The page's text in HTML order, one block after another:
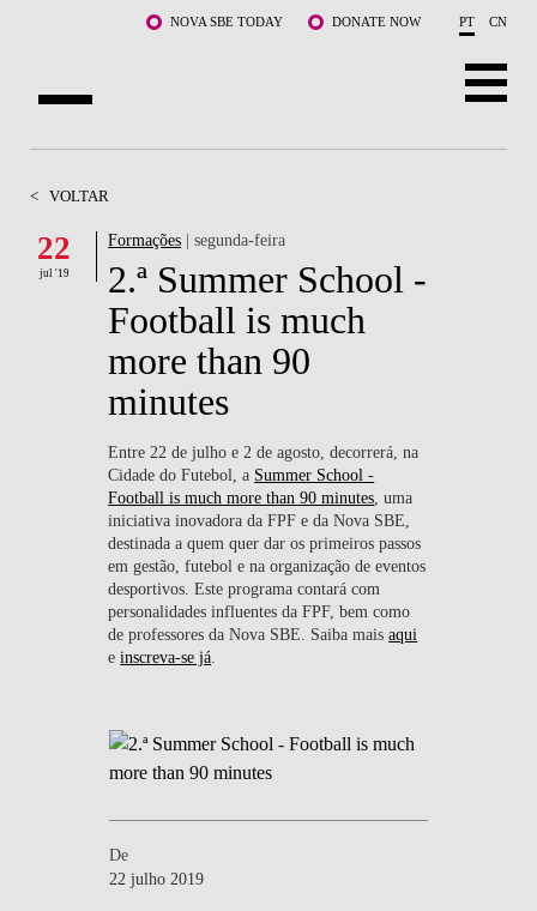
Saltar para o conteúdo principalNOVA SBE TODAY DONATE NOW PT CN
DOCENTES E INVESTIGAÇÃO
COMUNIDADE
< VOLTAR
22
jul '19
Formações | segunda-feira
2.ª Summer School -
Football is much
more than 90
minutes
Entre 22 de julho e 2 de agosto, decorrerá, na
Cidade do Futebol, a Summer School -
Football is much more than 90 minutes , uma
iniciativa inovadora da FPF e da Nova SBE,
destinada a quem quer dar os primeiros passos
em gestão, futebol e na organização de eventos
desportivos. Este programa contará com
personalidades influentes da FPF, bem como
de professores da Nova SBE. Saiba maisaqui
einscreva-se já
De
22 julho 2019